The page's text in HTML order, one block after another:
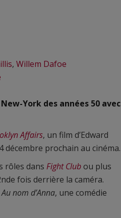
, Willem Dafoe
York des années 50 avec
Affairs, un film d’Edward
prochain au cinéma.
rôles dans Fight Clubou plus
fois derrière la caméra.
Au nom d’Anna, une comédie